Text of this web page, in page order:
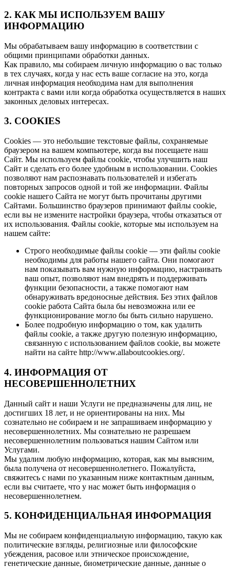
2. КАК МЫ ИСПОЛЬЗУЕМ ВАШУ
ИНФОРМАЦИЮ
Мы обрабатываем вашу информацию в соответствии с
общими принципами обработки данных.
Как правило, мы собираем личную информацию о вас только
в тех случаях, когда у нас есть ваше согласие на это, когда
личная информация необходима нам для выполнения
контракта с вами или когда обработка осуществляется в наших
законных деловых интересах.
3. COOKIES
Cookies — это небольшие текстовые файлы, сохраняемые
браузером на вашем компьютере, когда вы посещаете наш
Сайт. Мы используем файлы cookie, чтобы улучшить наш
Сайт и сделать его более удобным в использовании. Cookies
позволяют нам распознавать пользователей и избегать
повторных запросов одной и той же информации. Файлы
cookie нашего Сайта не могут быть прочитаны другими
Сайтами. Большинство браузеров принимают файлы cookie,
если вы не измените настройки браузера, чтобы отказаться от
их использования. Файлы cookie, которые мы используем на
нашем сайте:
Строго необходимые файлы cookie — эти файлы cookie
необходимы для работы нашего сайта. Они помогают
нам показывать вам нужную информацию, настраивать
ваш опыт, позволяют нам внедрять и поддерживать
функции безопасности, а также помогают нам
обнаруживать вредоносные действия. Без этих файлов
cookie работа Сайта была бы невозможна или ее
функционирование могло бы быть сильно нарушено.
Более подробную информацию о том, как удалить
файлы cookie, а также другую полезную информацию,
связанную с использованием файлов cookie, вы можете
найти на сайте http://www.allaboutcookies.org/.
4. ИНФОРМАЦИЯ ОТ
НЕСОВЕРШЕННОЛЕТНИХ
Данный сайт и наши Услуги не предназначены для лиц, не
достигших 18 лет, и не ориентированы на них. Мы
сознательно не собираем и не запрашиваем информацию у
несовершеннолетних. Мы сознательно не разрешаем
несовершеннолетним пользоваться нашим Сайтом или
Услугами.
Мы удалим любую информацию, которая, как мы выясним,
была получена от несовершеннолетнего. Пожалуйста,
свяжитесь с нами по указанным ниже контактным данным,
если вы считаете, что у нас может быть информация о
несовершеннолетнем.
5. КОНФИДЕНЦИАЛЬНАЯ ИНФОРМАЦИЯ
Мы не собираем конфиденциальную информацию, такую как
политические взгляды, религиозные или философские
убеждения, расовое или этническое происхождение,
генетические данные, биометрические данные, данные о